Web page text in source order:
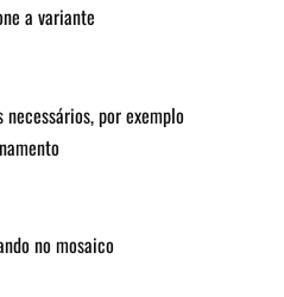
a variante
por exemplo
no mosaico